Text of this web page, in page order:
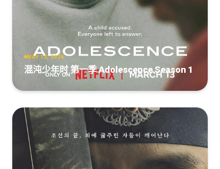
MAY 12, 2026
混沌少年时 第一季 Adolescence Season 1